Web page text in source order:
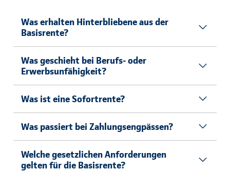
Was erhalten Hinterbliebene aus der
Basisrente?
Was geschieht bei Berufs- oder
Erwerbsunfähigkeit?
Was ist eine Sofortrente?
Was passiert bei Zahlungsengpässen?
Welche gesetzlichen Anforderungen
gelten für die Basisrente?